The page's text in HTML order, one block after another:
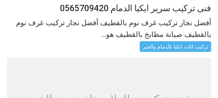
فنى تركيب سرير ايكيا الدمام 0565709420
أفضل نجار تركيب غرف نوم بالقطيف أفضل نجار تركيب غرف نوم
بالقطيف صيانة مطابخ بالقطيف هو...
تركيب اثاث ايكيا بالدمام والخبر